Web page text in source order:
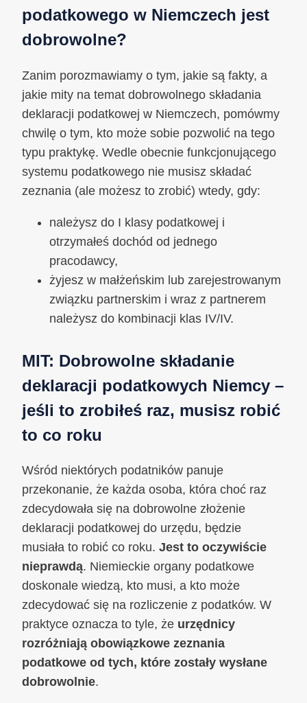
podatkowego w Niemczech jest
dobrowolne?
Zanim porozmawiamy o tym, jakie są fakty, a
jakie mity na temat dobrowolnego składania
deklaracji podatkowej w Niemczech, pomówmy
chwilę o tym, kto może sobie pozwolić na tego
typu praktykę. Wedle obecnie funkcjonującego
systemu podatkowego nie musisz składać
zeznania (ale możesz to zrobić) wtedy, gdy:
należysz do I klasy podatkowej i
otrzymałeś dochód od jednego
pracodawcy,
żyjesz w małżeńskim lub zarejestrowanym
związku partnerskim i wraz z partnerem
należysz do kombinacji klas IV/IV.
MIT: Dobrowolne składanie
deklaracji podatkowych Niemcy –
jeśli to zrobiłeś raz, musisz robić
to co roku
Wśród niektórych podatników panuje
przekonanie, że każda osoba, która choć raz
zdecydowała się na dobrowolne złożenie
deklaracji podatkowej do urzędu, będzie
musiała to robić co roku. Jest to oczywiście
nieprawdą. Niemieckie organy podatkowe
doskonale wiedzą, kto musi, a kto może
zdecydować się na rozliczenie z podatków. W
praktyce oznacza to tyle, że urzędnicy
rozróżniają obowiązkowe zeznania
podatkowe od tych, które zostały wysłane
dobrowolnie.